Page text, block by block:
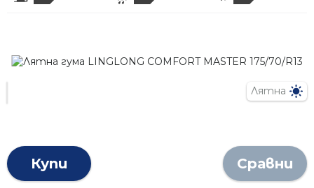
Лятна
Купи Сравни